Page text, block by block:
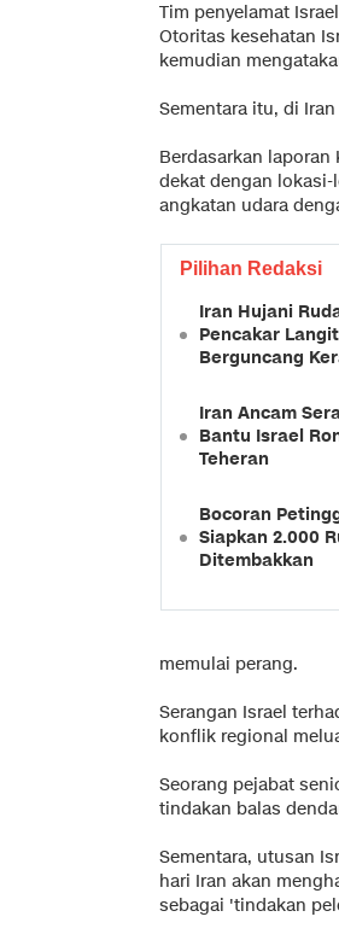
Tim penyelamat
Otoritas kesehatan
kemudian
Sementara itu, di
Berdasarkan laporan
dekat dengan
angkatan udara
Pilihan Redaksi
Iran Hujani
Pencakar
Berguncang
Iran Ancam
Bantu Israel
Teheran
Bocoran
Siapkan 2.000
Ditembakkan
memulai perang.
Serangan Israel
konflik regional
Seorang pejabat
tindakan balas
Sementara, utusan
hari Iran akan
sebagai 'tindakan